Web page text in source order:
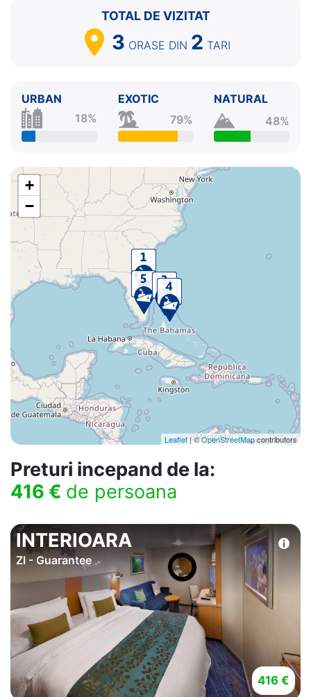
TOTAL DE VIZITAT
3 ORASE DIN 2 TARI
URBAN
18%
EXOTIC
79%
NATURAL
48%
+
−
Leaflet| ©OpenStreetMapcontributors
Preturi incepand de la:
416 € de persoana
INTERIOARA
ZI - Guarantee
416 €